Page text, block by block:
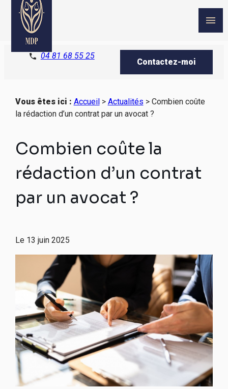
menu
phone 04 81 68 55 25
Contactez-moi
Vous êtes ici : Accueil> Actualités > Combien coûte
la rédaction d’un contrat par un avocat ?
Combien coûte la
rédaction d’un contrat
par un avocat ?
Le 13 juin 2025
Panneau de gestion des cookies